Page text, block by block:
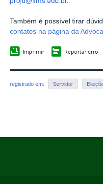
Também é possível tirar
contatos na página da
Imprimir Reportar erro
registrado em: Servidor